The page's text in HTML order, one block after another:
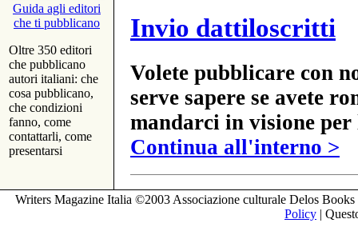
Guida agli editori
che ti pubblicano
Oltre 350 editori
che pubblicano
autori italiani: che
cosa pubblicano,
che condizioni
fanno, come
contattarli, come
presentarsi
Invio dattiloscritti
Volete pubblicare con
serve sapere se avete
mandarci in visione
Continua all'interno >
Writers Magazine Italia ©2003 Associazione culturale Delos
Policy |